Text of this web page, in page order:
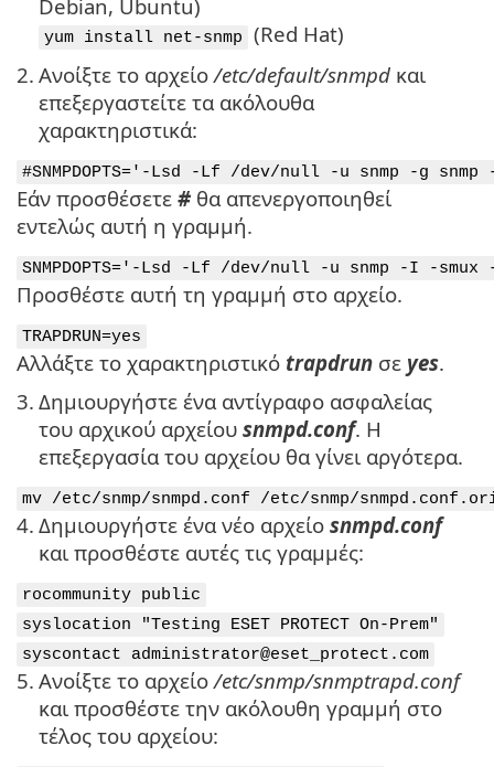
Debian, Ubuntu)
yum install net-snmp
(Red Hat)
2. Ανοίξτε το αρχείο /etc/default/snmpd και
επεξεργαστείτε τα ακόλουθα
χαρακτηριστικά:
#SNMPDOPTS='-Lsd -Lf /dev/null -u snmp -g
Εάν προσθέσετε # θα απενεργοποιηθεί
εντελώς αυτή η γραμμή.
SNMPDOPTS='-Lsd -Lf /dev/null -u snmp -I -
Προσθέστε αυτή τη γραμμή στο αρχείο.
TRAPDRUN=yes
Αλλάξτε το χαρακτηριστικό trapdrun σε yes.
3. Δημιουργήστε ένα αντίγραφο ασφαλείας
του αρχικού αρχείου snmpd.conf. Η
επεξεργασία του αρχείου θα γίνει αργότερα.
mv /etc/snmp/snmpd.conf /etc/snmp/
4. Δημιουργήστε ένα νέο αρχείο snmpd.conf
και προσθέστε αυτές τις γραμμές:
rocommunity public
syslocation "Testing ESET PROTECT On-Prem"
syscontact administrator@eset_protect.com
5. Ανοίξτε το αρχείο /etc/snmp/snmptrapd.conf
και προσθέστε την ακόλουθη γραμμή στο
τέλος του αρχείου: